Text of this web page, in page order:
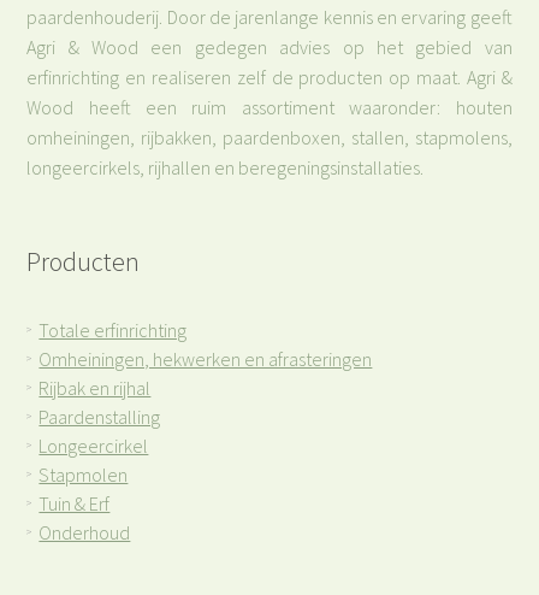
paardenhouderij. Door de jarenlange kennis en ervaring geeft
Agri & Wood een gedegen advies op het gebied van
erfinrichting en realiseren zelf de producten op maat. Agri &
Wood heeft een ruim assortiment waaronder: houten
omheiningen, rijbakken, paardenboxen, stallen, stapmolens,
longeercirkels, rijhallen en beregeningsinstallaties.
Producten
> Totale erfinrichting
> Omheiningen, hekwerken en afrasteringen
> Rijbak en rijhal
> Paardenstalling
> Longeercirkel
> Stapmolen
> Tuin & Erf
> Onderhoud